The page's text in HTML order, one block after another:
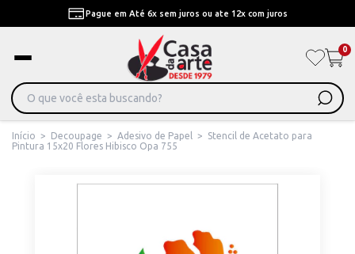
Pague em Até 6x sem juros ou ate 12x com juros
0
Início > Decoupage > Adesivo de Papel >
Stencil de Acetato para
Pintura 15x20 Flores Hibisco Opa 755